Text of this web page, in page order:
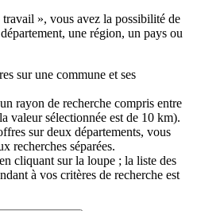
», vous avez la possibilité de
une région, un pays ou
sur une commune et ses
rayon de recherche compris entre
valeur sélectionnée est de 10 km).
sur deux départements, vous
recherches séparées.
cliquant sur la loupe ; la liste des
à vos critères de recherche est